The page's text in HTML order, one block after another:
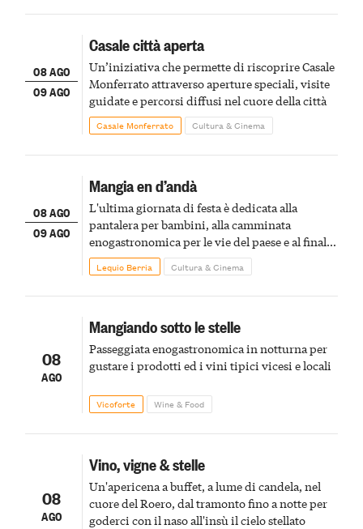
08 AGO
09 AGO
Casale città aperta
Un’iniziativa che permette di riscoprire Casale
Monferrato attraverso aperture speciali, visite
guidate e percorsi diffusi nel cuore della città
Casale Monferrato Cultura & Cinema
08 AGO
09 AGO
Mangia en d’andà
L'ultima giornata di festa è dedicata alla
pantalera per bambini, alla camminata
enogastronomica per le vie del paese e al finale
pirotecnico
Lequio Berria Cultura & Cinema
08
AGO
Mangiando sotto le stelle
Passeggiata enogastronomica in notturna per
gustare i prodotti ed i vini tipici vicesi e locali
Vicoforte Wine & Food
08
AGO
Vino, vigne & stelle
Un'apericena a buffet, a lume di candela, nel
cuore del Roero, dal tramonto fino a notte per
goderci con il naso all'insù il cielo stellato